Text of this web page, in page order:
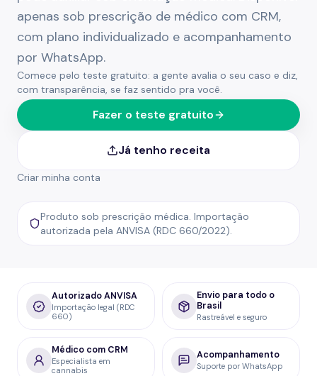
apenas sob prescrição de médico com CRM,
com plano individualizado e acompanhamento
por WhatsApp.
Comece pelo teste gratuito: a gente avalia o seu caso e diz,
com transparência, se faz sentido pra você.
Fazer o teste gratuito
Já tenho receita
Criar minha conta
Produto sob prescrição médica. Importação
autorizada pela ANVISA (RDC 660/2022).
Autorizado ANVISA
Importação legal (RDC
660)
Envio para todo o
Brasil
Rastreável e seguro
Médico com CRM
Especialista em
cannabis
Acompanhamento
Suporte por WhatsApp